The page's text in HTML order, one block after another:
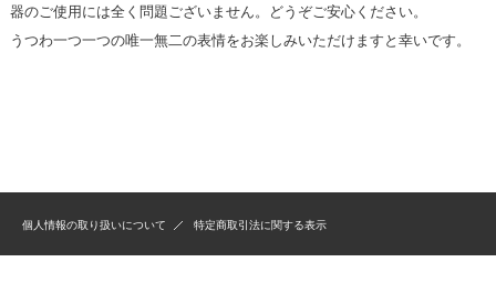
器のご使用には全く問題ございません。どうぞご安心ください。
うつわ一つ一つの唯一無二の表情をお楽しみいただけますと幸いです。
個人情報の取り扱いについて 特定商取引法に関する表示